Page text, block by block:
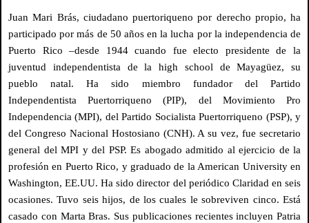
Juan Mari Brás, ciudadano puertoriqueno por derecho propio, ha
participado por más de 50 años en la lucha por la independencia de
Puerto Rico –desde 1944 cuando fue electo presidente de la
juventud independentista de la high school de Mayagüez, su
pueblo natal. Ha sido miembro fundador del Partido
Independentista Puertorriqueno (PIP), del Movimiento Pro
Independencia (MPI), del Partido Socialista Puertorriqueno (PSP), y
del Congreso Nacional Hostosiano (CNH). A su vez, fue secretario
general del MPI y del PSP. Es abogado admitido al ejercicio de la
profesión en Puerto Rico, y graduado de la American University en
Washington, EE.UU. Ha sido director del periódico Claridad en seis
ocasiones. Tuvo seis hijos, de los cuales le sobreviven cinco. Está
casado con Marta Bras. Sus publicaciones recientes incluyen Patria